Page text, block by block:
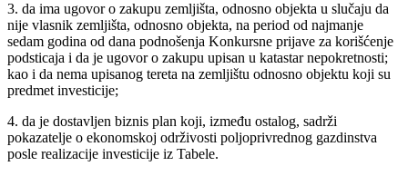
3. da ima ugovor o zakupu zemljišta, odnosno objekta u slučaju da
nije vlasnik zemljišta, odnosno objekta, na period od najmanje
sedam godina od dana podnošenja Konkursne prijave za korišćenje
podsticaja i da je ugovor o zakupu upisan u katastar nepokretnosti;
kao i da nema upisanog tereta na zemljištu odnosno objektu koji su
predmet investicije;
4. da je dostavljen biznis plan koji, između ostalog, sadrži
pokazatelje o ekonomskoj održivosti poljoprivrednog gazdinstva
posle realizacije investicije iz Tabele.